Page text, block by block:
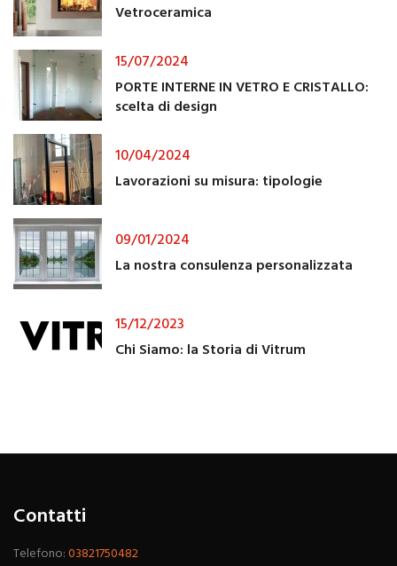
Vetroceramica
15/07/2024
PORTE INTERNE IN VETRO E CRISTALLO:
scelta di design
10/04/2024
Lavorazioni su misura: tipologie
09/01/2024
La nostra consulenza personalizzata
15/12/2023
Chi Siamo: la Storia di Vitrum
Contatti
Telefono:03821750482